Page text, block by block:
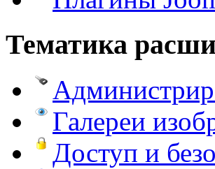
Тематика
Галереи
Доступ и